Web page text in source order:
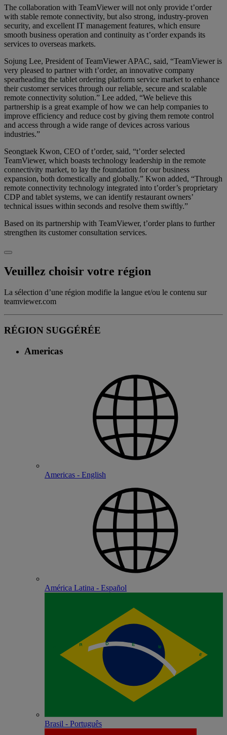
The collaboration with TeamViewer will not only provide t’order
with stable remote connectivity, but also strong, industry-proven
security, and excellent IT management features, which ensure
smooth business operation and continuity as t’order expands its
services to overseas markets.
Sojung Lee, President of TeamViewer APAC, said, “TeamViewer is
very pleased to partner with t’order, an innovative company
spearheading the tablet ordering platform service market to enhance
their customer services through our reliable, secure and scalable
remote connectivity solution.” Lee added, “We believe this
partnership is a great example of how we can help companies to
improve efficiency and reduce cost by giving them remote control
and access through a wide range of devices across various
industries.”
Seongtaek Kwon, CEO of t’order, said, “t’order selected
TeamViewer, which boasts technology leadership in the remote
connectivity market, to lay the foundation for our business
expansion, both domestically and globally.” Kwon added, “Through
remote connectivity technology integrated into t’order’s proprietary
CDP and tablet systems, we can identify restaurant owners’
technical issues within seconds and resolve them swiftly.”
Based on its partnership with TeamViewer, t’order plans to further
strengthen its customer consultation services.
Veuillez choisir votre région
La sélection d’une région modifie la langue et/ou le contenu sur
teamviewer.com
RÉGION SUGGÉRÉE
Americas
Americas - English
América Latina - Español
Brasil - Português